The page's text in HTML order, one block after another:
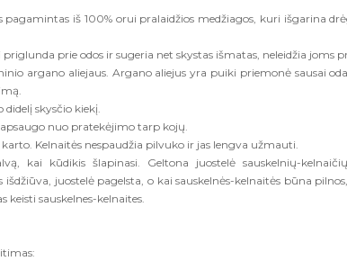
pagamintas iš 100% orui pralaidžios medžiagos, kuri išgarina
prie odos ir sugeria net skystas išmatas, neleidžia joms
argano aliejaus. Argano aliejus yra puiki priemonė sausai
skysčio kiekį.
nuo pratekėjimo tarp kojų.
Kelnaitės nespaudžia pilvuko ir jas lengva užmauti.
kai kūdikis šlapinasi. Geltona juostelė sauskelnių-
išdžiūva, juostelė pagelsta, o kai sauskelnės-kelnaitės būna
keisti sauskelnes-kelnaites.